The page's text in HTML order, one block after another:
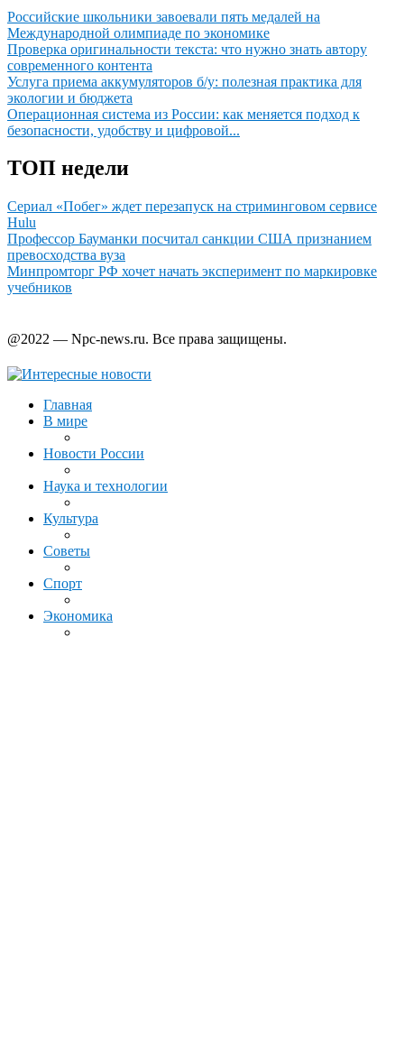
Российские школьники завоевали пять медалей на
Международной олимпиаде по экономике
Проверка оригинальности текста: что нужно знать автору
современного контента
Услуга приема аккумуляторов б/у: полезная практика для
экологии и бюджета
Операционная система из России: как меняется подход к
безопасности, удобству и цифровой...
ТОП недели
Сериал «Побег» ждет перезапуск на стриминговом сервисе
Hulu
Профессор Бауманки посчитал санкции США признанием
превосходства вуза
Минпромторг РФ хочет начать эксперимент по маркировке
учебников
@2022 — Npc-news.ru. Все права защищены.
Главная
В мире
Новости России
Наука и технологии
Культура
Советы
Спорт
Экономика